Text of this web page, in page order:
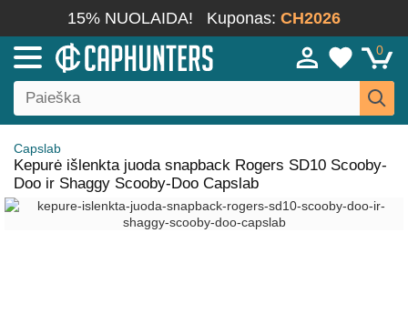
15% NUOLAIDA! Kuponas: CH2026
0
Capslab
Kepurė išlenkta juoda snapback Rogers SD10 Scooby-
Doo ir Shaggy Scooby-Doo Capslab